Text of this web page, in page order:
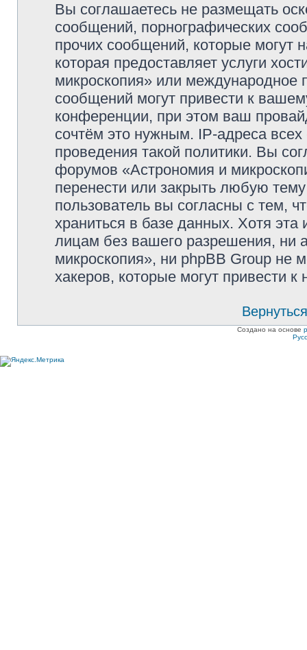
Вы соглашаетесь не размещать
сообщений, порнографических
прочих сообщений, которые могут
которая предоставляет услуги
микроскопия» или международное
сообщений могут привести к
конференции, при этом ваш
сочтём это нужным. IP-адреса
проведения такой политики. Вы
форумов «Астрономия и
перенести или закрыть любую
пользователь вы согласны с тем,
храниться в базе данных. Хотя
лицам без вашего разрешения, ни
микроскопия», ни phpBB Group не
хакеров, которые могут привести
Создано на основе